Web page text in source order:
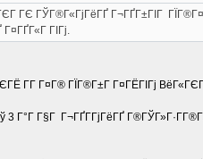
ГЄ ГЎГ®Г«ГјГёГҐ Г¬ГҐГ±ГІГ
ГІГј.
Г­Г Г¤Г® ГЇГ®Г±Г Г¤ГЁГІГј
Г°Г Г§Г Г¬ГҐГ­ГјГёГҐ